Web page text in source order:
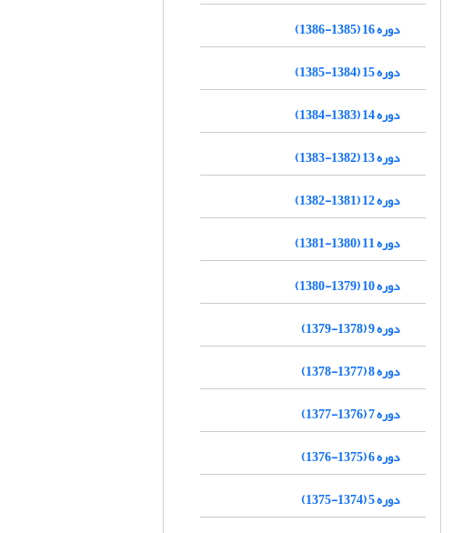
دوره 16 (1385-1386)
دوره 15 (1384-1385)
دوره 14 (1383-1384)
دوره 13 (1382-1383)
دوره 12 (1381-1382)
دوره 11 (1380-1381)
دوره 10 (1379-1380)
دوره 9 (1378-1379)
دوره 8 (1377-1378)
دوره 7 (1376-1377)
دوره 6 (1375-1376)
دوره 5 (1374-1375)